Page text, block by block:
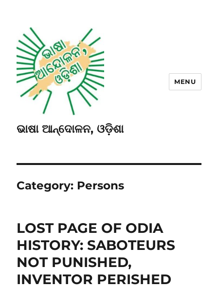
ଭାଷା ଆନ୍ଦୋଳନ, ଓଡ଼ିଶା
MENU
Category: Persons
LOST PAGE OF ODIA
HISTORY: SABOTEURS
NOT PUNISHED,
INVENTOR PERISHED